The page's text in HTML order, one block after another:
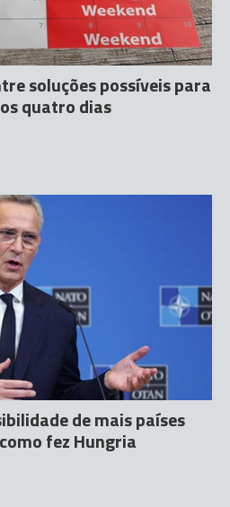
soluções possíveis para
quatro dias
de mais países
fez Hungria